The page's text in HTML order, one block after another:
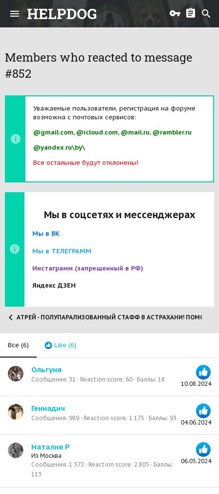
HELPDOG
Members who reacted to message
#852
Уважаемые пользователи, регистрация на форуме
возможна с почтовых сервисов:
@gmail.com, @icloud.com, @mail.ru, @rambler.ru
@yandex.ru\by\
Все остальные будут отклонены!
Мы в соцсетях и мессенджерах
Мы в ВК
Мы в ТЕЛЕГРАММ
Инстаграмм (запрещенный в РФ)
Яндекс ДЗЕН
АТРЕЙ - ПОЛУПАРАЛИЗОВАННЫЙ СТАФФ В АСТРАХАНИ!
Все (6) Like (6)
10.08.2024
Ольгуня
Сообщения 31 Reaction score 60 Баллы 18
04.06.2024
Геннадич
Сообщения 989 Reaction score 1 175 Баллы 93
06.05.2024
Наталия Р
Из Москва
Сообщения 1 372 Reaction score 2 805
Баллы
113